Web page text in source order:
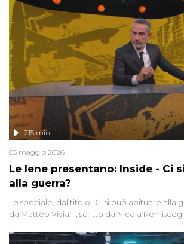
Le Iene presentano: Inside - Ci
alla guerra?
215 min
05 maggio 2026
Lo speciale, dal titolo "Ci si può abituare alla
da Matteo Viviani, scritto da Nicola
di settore - su quanto la guerra sia diventata